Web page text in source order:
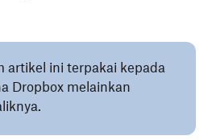
artikel ini terpakai kepada
Dropbox melainkan